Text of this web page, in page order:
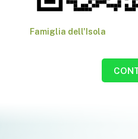
Famiglia dell'Isola